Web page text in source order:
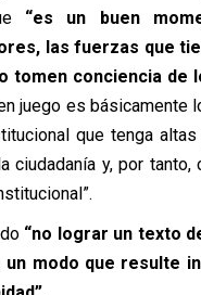
“es un buen
las fuerzas que
tomen conciencia de
juego es básicamente
que tenga
ciudadanía y, por tanto,
“no lograr un texto
un modo que resulte